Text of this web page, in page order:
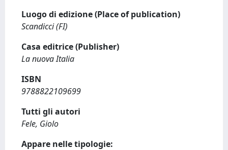
Luogo di edizione (Place of publication)
Scandicci (FI)
Casa editrice (Publisher)
La nuova Italia
ISBN
9788822109699
Tutti gli autori
Fele, Giolo
Appare nelle tipologie: